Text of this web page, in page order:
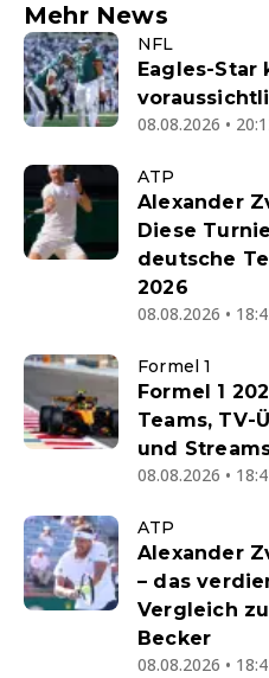
Mehr News
NFL
Eagles-Star
08.08.2026 •
ATP
Alexander
Diese
deutsche
2026
08.08.2026 •
Formel 1
Formel 1
Teams, TV-
und
08.08.2026 •
ATP
Alexander
– das
Vergleich
Becker
08.08.2026 •